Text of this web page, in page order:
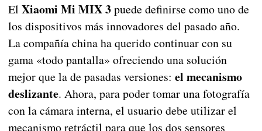
El Xiaomi Mi MIX 3puede definirse como uno de
los dispositivos más innovadores del pasado año.
La compañía china ha querido continuar con su
gama «todo pantalla» ofreciendo una solución
mejor que la de pasadas versiones: el mecanismo
deslizante. Ahora, para poder tomar una fotografía
con la cámara interna, el usuario debe utilizar el
mecanismo retráctil para que los dos sensores